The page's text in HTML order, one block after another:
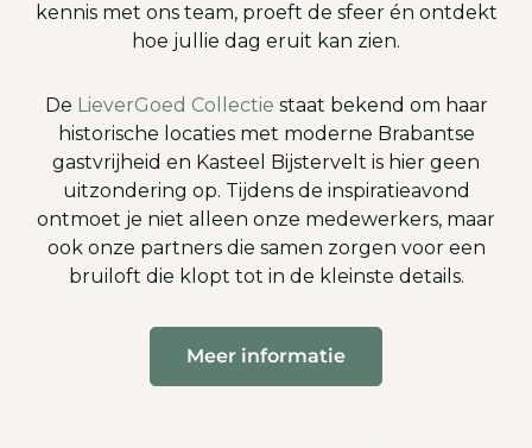
kennis met ons team, proeft de sfeer én ontdekt
hoe jullie dag eruit kan zien.
De LieverGoed Collectie staat bekend om haar
historische locaties met moderne Brabantse
gastvrijheid en Kasteel Bijstervelt is hier geen
uitzondering op. Tijdens de inspiratieavond
ontmoet je niet alleen onze medewerkers, maar
ook onze partners die samen zorgen voor een
bruiloft die klopt tot in de kleinste details.
Meer informatie